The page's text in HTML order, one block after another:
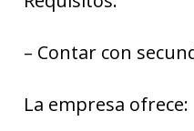
– Contar con
La empresa ofrece: